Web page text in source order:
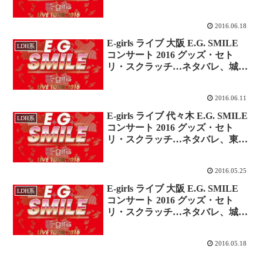
2016.06.18
LDH系
E-girls ライブ 大阪 E.G. SMILE
コンサート 2016 グッズ・セト
リ・スクラッチ…ネタバレ、城ホ
2016.06.11
LDH系
E-girls ライブ 代々木 E.G. SMILE
コンサート 2016 グッズ・セト
リ・スクラッチ…ネタバレ、東
2016.05.25
LDH系
E-girls ライブ 大阪 E.G. SMILE
コンサート 2016 グッズ・セト
リ・スクラッチ…ネタバレ、城ホ
2016.05.18